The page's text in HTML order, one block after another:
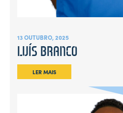
13 OUTUBRO, 2025
LUÍS BRANCO
LER MAIS